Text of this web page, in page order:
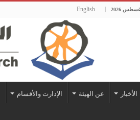
English
الأخبار عن الهيئة الإدارت والأقسام